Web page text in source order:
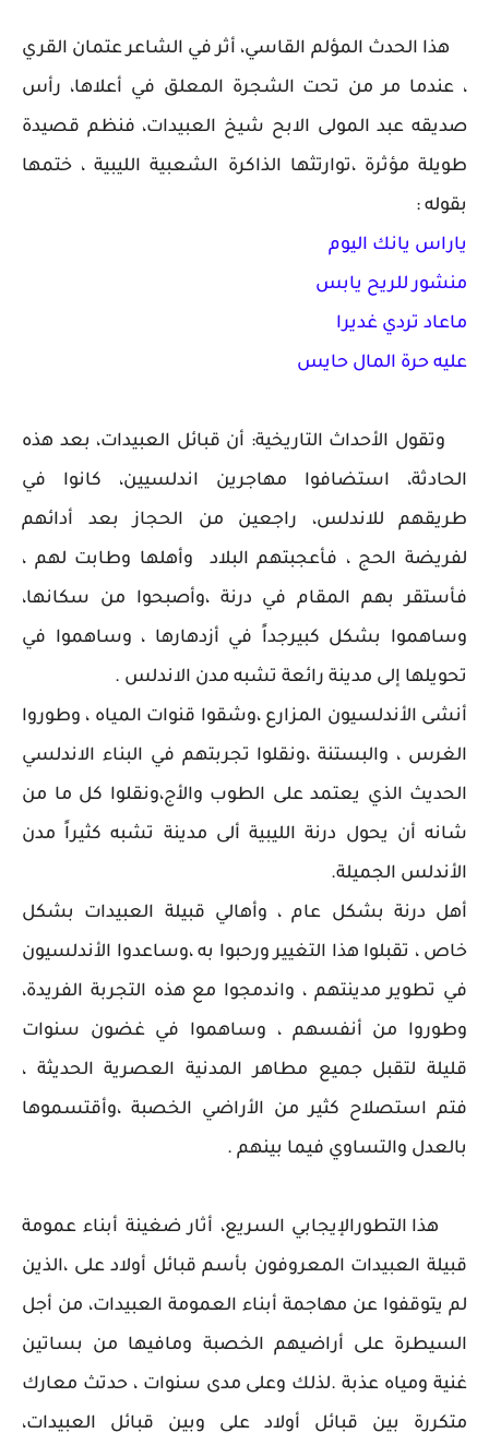
هذا الحدث المؤلم القاسي، أثر في الشاعر عتمان القري
، عندما مر من تحت الشجرة المعلق في أعلاها، رأس
صديقه عبد المولى الابح شيخ العبيدات، فنظم قصيدة
طويلة مؤثرة ،توارتثها الذاكرة الشعبية الليبية ، ختمها
بقوله :
ياراس يانك اليوم
منشور للريح يابس
ماعاد تردي غديرا
عليه حرة المال حايس
وتقول الأحداث التاريخية: أن قبائل العبيدات، بعد هذه
الحادثة، استضافوا مهاجرين اندلسيين، كانوا في
طريقهم للاندلس، راجعين من الحجاز بعد أدائهم
لفريضة الحج ، فأعجبتهم البلاد وأهلها وطابت لهم ،
فأستقر بهم المقام في درنة ،وأصبحوا من سكانها،
وساهموا بشكل كبيرجداً في أزدهارها ، وساهموا في
تحويلها إلى مدينة رائعة تشبه مدن الاندلس .
أنشى الأندلسيون المزارع ،وشقوا قنوات المياه ، وطوروا
الغرس ، والبستنة ،ونقلوا تجربتهم في البناء الاندلسي
الحديث الذي يعتمد على الطوب والأج،ونقلوا كل ما من
شانه أن يحول درنة الليبية ألى مدينة تشبه كثيراً مدن
الأندلس الجميلة.
أهل درنة بشكل عام ، وأهالي قبيلة العبيدات بشكل
خاص ، تقبلوا هذا التغيير ورحبوا به ،وساعدوا الأندلسيون
في تطوير مدينتهم ، واندمجوا مع هذه التجربة الفريدة،
وطوروا من أنفسهم ، وساهموا في غضون سنوات
قليلة لتقبل جميع مطاهر المدنية العصرية الحديثة ،
فتم استصلاح كثير من الأراضي الخصبة ،وأقتسموها
بالعدل والتساوي فيما بينهم .
هذا التطورالإيجابي السريع، أثار ضغينة أبناء عمومة
قبيلة العبيدات المعروفون بأسم قبائل أولاد على ،الذين
لم يتوقفوا عن مهاجمة أبناء العمومة العبيدات، من أجل
السيطرة على أراضيهم الخصبة ومافيها من بساتين
غنية ومياه عذبة .لذلك وعلى مدى سنوات ، حدتث معارك
متكررة بين قبائل أولاد علي وبين قبائل العبيدات،